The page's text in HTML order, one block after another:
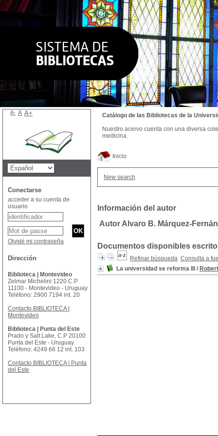
Inicio
New search
Información del autor
Autor Alvaro B. Márquez-
Documentos disponibles
Refinar búsqueda Consulta a
La universidad se reforma III
/
Catálogo de las Bibliotecas de la
Nuestro acervo cuenta con una diversa
medicina.
A- A A+
Conectarse
acceder a su cuenta de
usuario
Olvidé mi contraseña
Dirección
Biblioteca | Montevideo
Zelmar Michelini 1220 C.P
11100 - Montevideo - Uruguay
Teléfono: 2900 7194 int. 20
Contacto BIBLIOTECA |
Montevideo
Biblioteca | Punta del Este
Prado y Salt Lake, C.P 20100
Punta del Este - Uruguay
Teléfono: 4249 66 12 int. 103
Contacto BIBLIOTECA | Punta
del Este